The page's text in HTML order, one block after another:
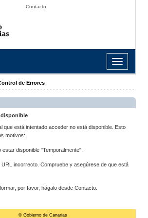
Contacto
Toggle
navigation
de Errores
disponible
que está intentado acceder no está disponible. Esto
motivos:
estar disponible "Temporalmente".
URL incorrecto. Compruebe y asegúrese de que está
por favor, hágalo desde Contacto.
© Gobierno de Canarias